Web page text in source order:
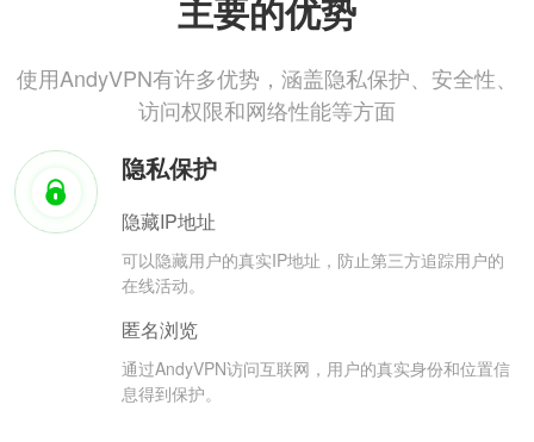
主要的优势
使用AndyVPN有许多优势，涵盖隐私保护、安全性、
访问权限和网络性能等方面
隐私保护
隐藏IP地址
可以隐藏用户的真实IP地址，防止第三方追踪用户的
在线活动。
匿名浏览
通过AndyVPN访问互联网，用户的真实身份和位置信
息得到保护。